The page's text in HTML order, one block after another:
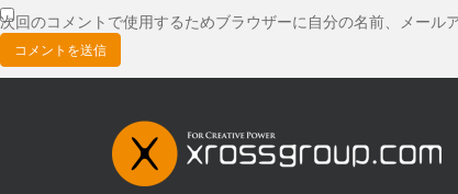
次回のコメントで使用するためブラウザーに自分の名前、メール